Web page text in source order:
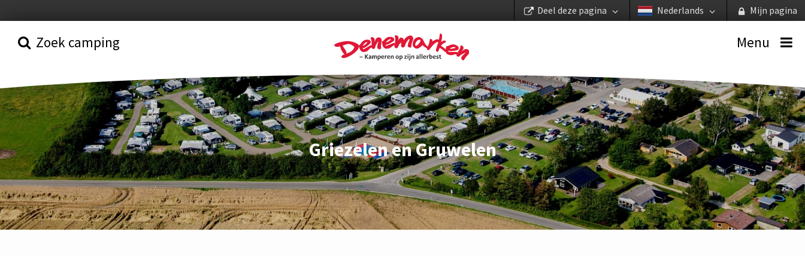
Mijn pagina
Nederlands
Deel deze pagina
Zoek camping Menu
Griezelen en Gruwelen